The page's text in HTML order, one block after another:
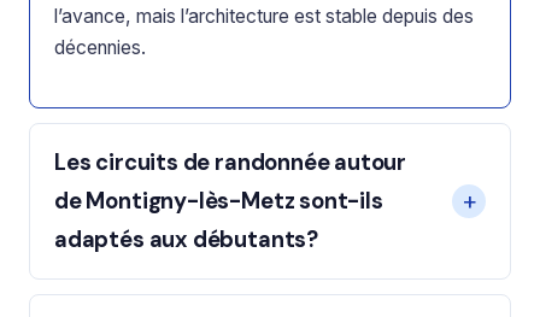
l’avance, mais l’architecture est stable depuis des
décennies.
Les circuits de randonnée autour
de Montigny-lès-Metz sont-ils
adaptés aux débutants?